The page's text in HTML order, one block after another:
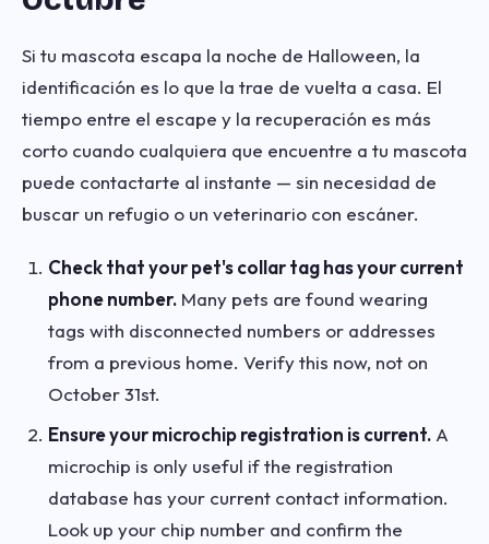
Si tu mascota escapa la noche de Halloween, la
identificación es lo que la trae de vuelta a casa. El
tiempo entre el escape y la recuperación es más
corto cuando cualquiera que encuentre a tu mascota
puede contactarte al instante — sin necesidad de
buscar un refugio o un veterinario con escáner.
Check that your pet's collar tag has your current
phone number. Many pets are found wearing
tags with disconnected numbers or addresses
from a previous home. Verify this now, not on
October 31st.
Ensure your microchip registration is current. A
microchip is only useful if the registration
database has your current contact information.
Look up your chip number and confirm the